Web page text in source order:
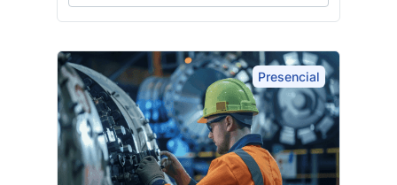
Presencial